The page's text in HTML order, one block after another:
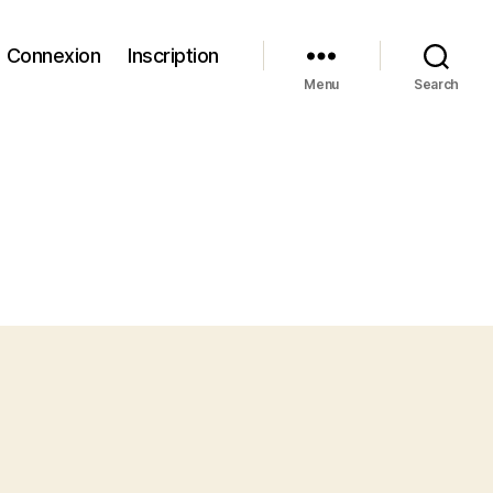
Connexion Inscription
Menu Search